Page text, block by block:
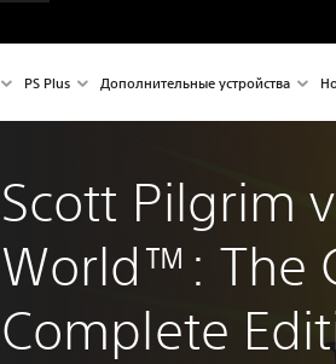
PS Plus Дополнительные устройства
Scott Pilgrim
World™: The
Complete